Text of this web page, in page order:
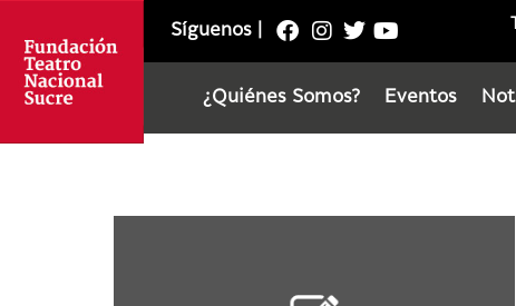
Síguenos
¿Quiénes Somos? Eventos